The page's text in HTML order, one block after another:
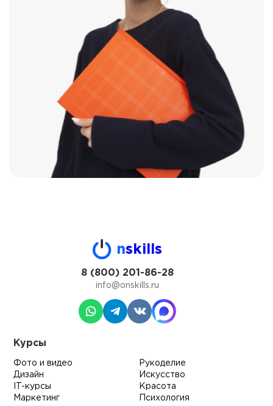
nskills
8 (800) 201-86-28
info@onskills.ru
Курсы
Фото и видео
Дизайн
IT-курсы
Маркетинг
Рукоделие
Искусство
Красота
Психология